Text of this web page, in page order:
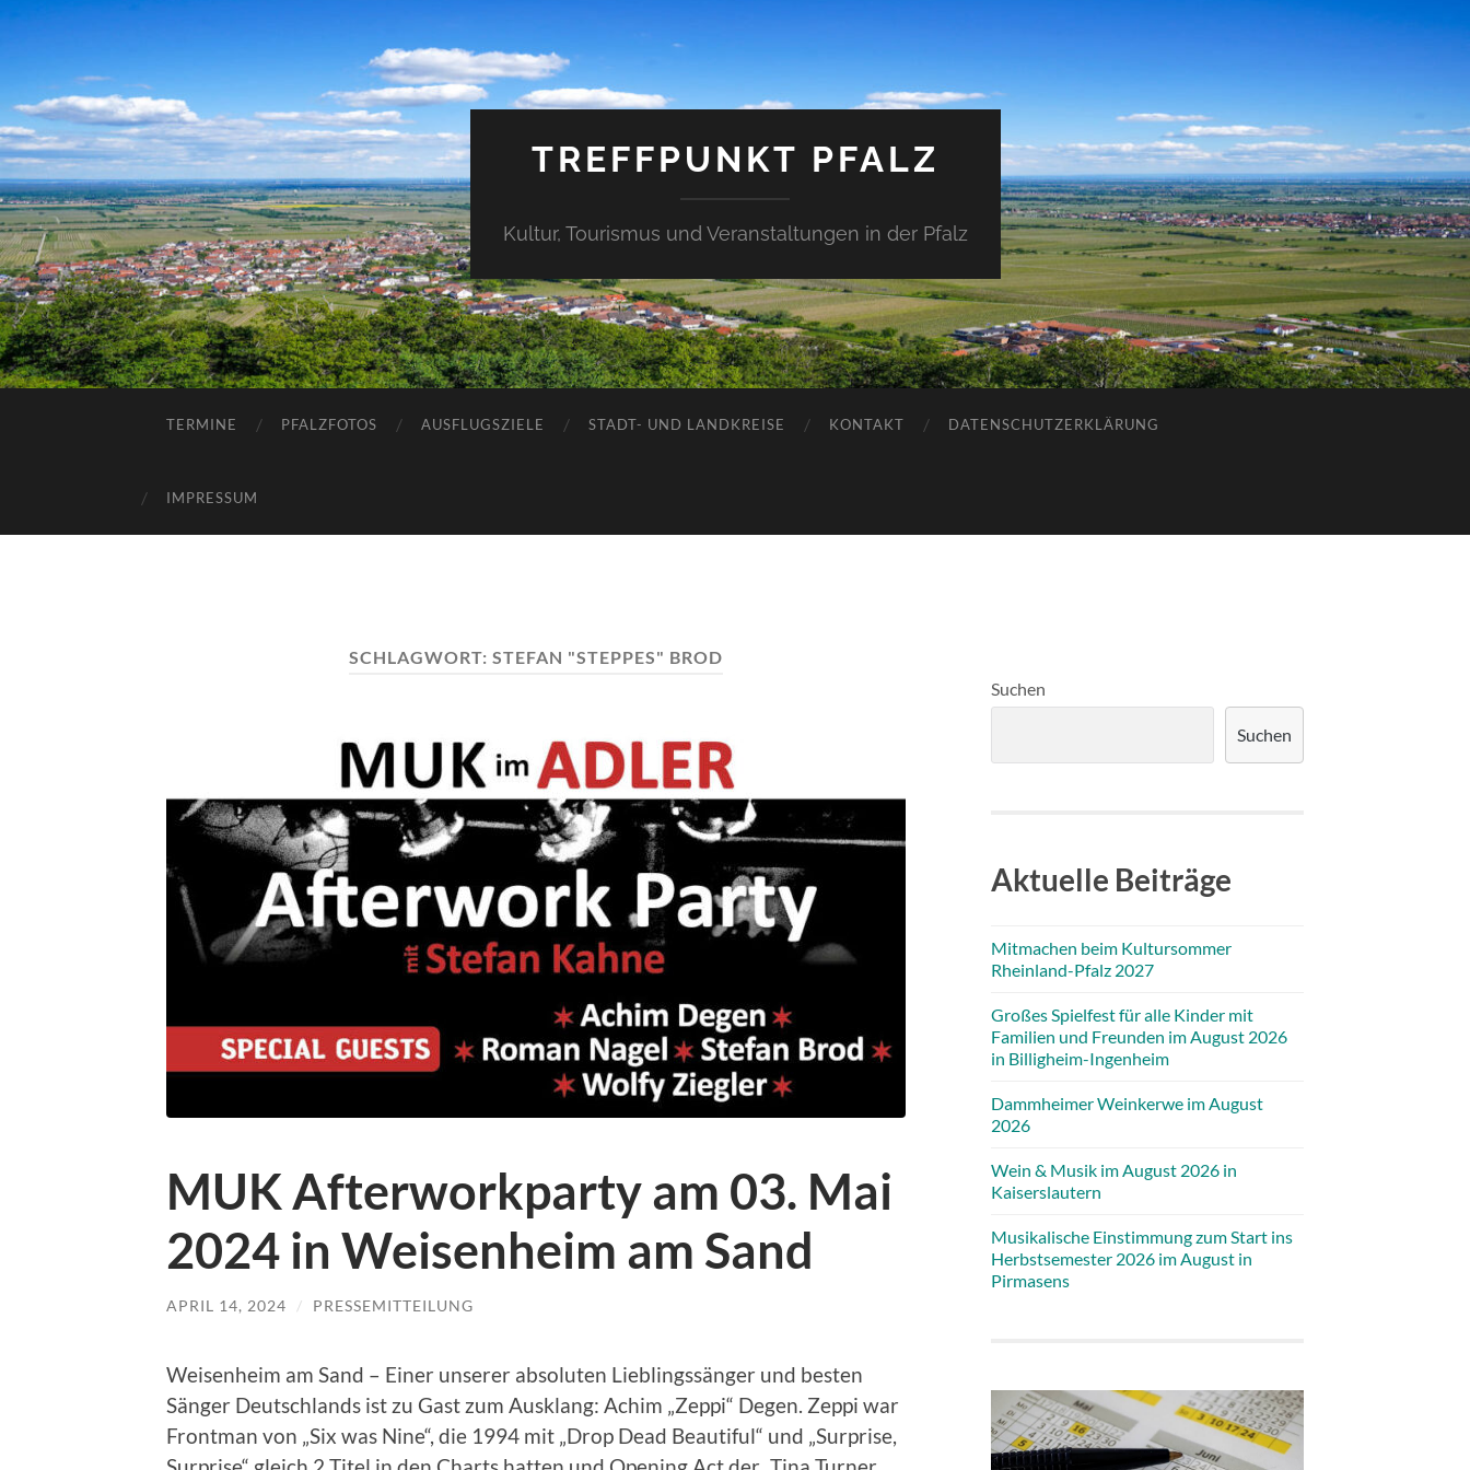
TREFFPUNKT PFALZ
Kultur, Tourismus und Veranstaltungen in der Pfalz
TERMINE PFALZFOTOS AUSFLUGSZIELE STADT- UND LANDKREISE KONTAKT DATENSCHUTZERKLÄRUNG
IMPRESSUM
SCHLAGWORT: STEFAN "STEPPES" BROD
MUK Afterworkparty am 03. Mai
2024 in Weisenheim am Sand
APRIL 14, 2024 / PRESSEMITTEILUNG
Weisenheim am Sand – Einer unserer absoluten Lieblingssänger und besten
Sänger Deutschlands ist zu Gast zum Ausklang: Achim „Zeppi“ Degen. Zeppi war
Frontman von „Six was Nine“, die 1994 mit „Drop Dead Beautiful“ und „Surprise,
Suchen
Suchen
Aktuelle Beiträge
Mitmachen beim Kultursommer
Rheinland-Pfalz 2027
Großes Spielfest für alle Kinder mit
Familien und Freunden im August 2026
in Billigheim-Ingenheim
Dammheimer Weinkerwe im August
2026
Wein & Musik im August 2026 in
Kaiserslautern
Musikalische Einstimmung zum Start ins
Herbstsemester 2026 im August in
Pirmasens